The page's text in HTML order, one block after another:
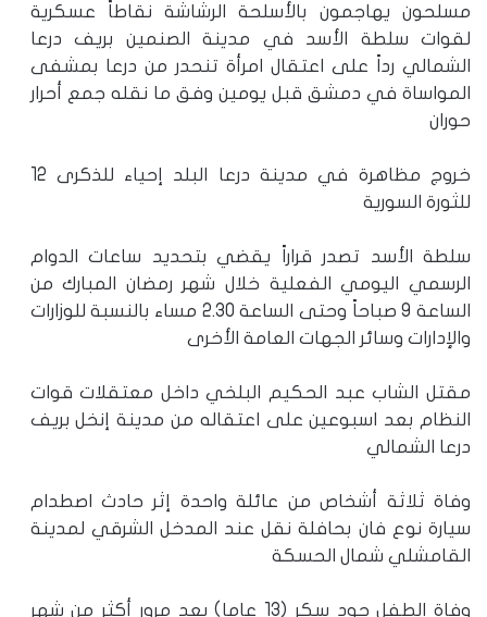
مسلحون يهاجمون بالأسلحة الرشاشة نقاطاً عسكرية
لقوات سلطة الأسد في مدينة الصنمين بريف درعا
الشمالي رداً على اعتقال امرأة تنحدر من درعا بمشفى
المواساة في دمشق قبل يومين وفق ما نقله جمع أحرار
حوران
خروج مظاهرة في مدينة درعا البلد إحياء للذكرى 12
للثورة السورية
سلطة الأسد تصدر قراراً يقضي بتحديد ساعات الدوام
الرسمي اليومي الفعلية خلال شهر رمضان المبارك من
الساعة 9 صباحاً وحتى الساعة 2.30 مساء بالنسبة للوزارات
والإدارات وسائر الجهات العامة الأخرى
مقتل الشاب عبد الحكيم البلخي داخل معتقلات قوات
النظام بعد اسبوعين على اعتقاله من مدينة إنخل بريف
درعا الشمالي
وفاة ثلاثة أشخاص من عائلة واحدة إثر حادث اصطدام
سيارة نوع فان بحافلة نقل عند المدخل الشرقي لمدينة
القامشلي شمال الحسكة
وفاة الطفل جود سكر (13 عاما) بعد مرور أكثر من شهر